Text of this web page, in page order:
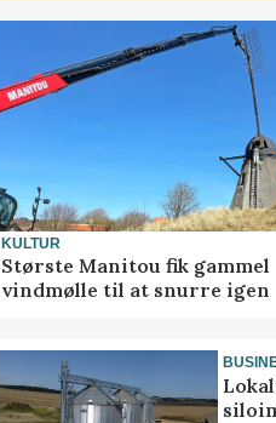
KULTUR
Største Manitou fik gammel
vindmølle til at snurre igen